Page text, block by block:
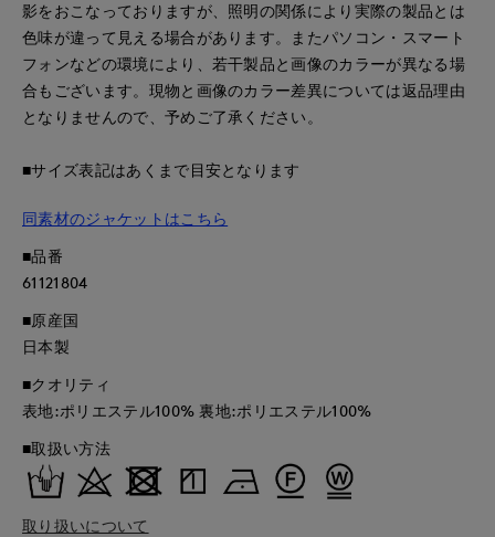
影をおこなっておりますが、照明の関係により実際の製品とは
色味が違って見える場合があります。またパソコン・スマート
フォンなどの環境により、若干製品と画像のカラーが異なる場
合もございます。現物と画像のカラー差異については返品理由
となりませんので、予めご了承ください。
■サイズ表記はあくまで目安となります
同素材のジャケットはこちら
■品番
61121804
■原産国
日本製
■クオリティ
表地:ポリエステル100% 裏地:ポリエステル100%
■取扱い方法
取り扱いについて